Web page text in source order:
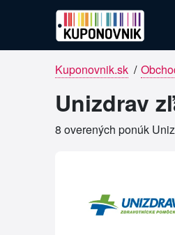
Kuponovnik.sk /
Unizdrav
8 overených ponúk
Overené